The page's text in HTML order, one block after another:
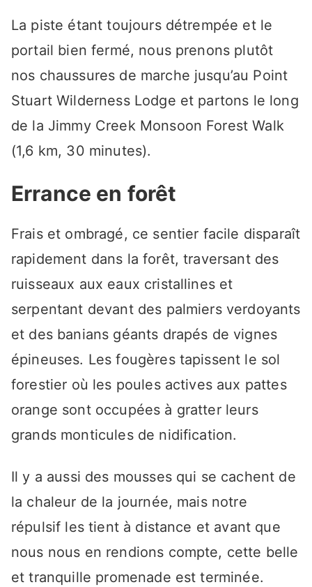
La piste étant toujours détrempée et le
portail bien fermé, nous prenons plutôt
nos chaussures de marche jusqu’au Point
Stuart Wilderness Lodge et partons le long
de la Jimmy Creek Monsoon Forest Walk
(1,6 km, 30 minutes).
Errance en forêt
Frais et ombragé, ce sentier facile disparaît
rapidement dans la forêt, traversant des
ruisseaux aux eaux cristallines et
serpentant devant des palmiers verdoyants
et des banians géants drapés de vignes
épineuses. Les fougères tapissent le sol
forestier où les poules actives aux pattes
orange sont occupées à gratter leurs
grands monticules de nidification.
Il y a aussi des mousses qui se cachent de
la chaleur de la journée, mais notre
répulsif les tient à distance et avant que
nous nous en rendions compte, cette belle
et tranquille promenade est terminée.